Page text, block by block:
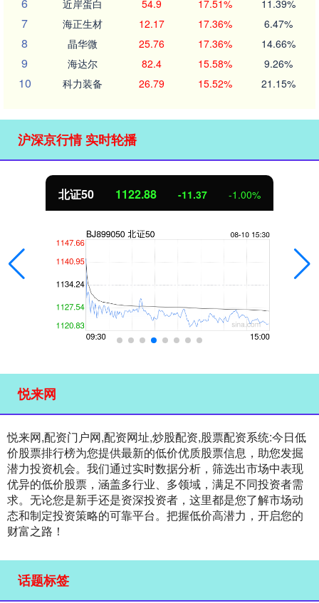
近岸蛋白 54.9 17.51% 11.39%
7 海正生材 12.17 17.36% 6.47%
8 晶华微 25.76 17.36% 14.66%
9 海达尔 82.4 15.58% 9.26%
10 科力装备 26.79 15.52% 21.15%
沪深京行情 实时轮播
北证50 1122.88 -11.37 -1.00%
悦来网
悦来网,配资门户网,配资网址,炒股配资,股票配资系统:今日低
价股票排行榜为您提供最新的低价优质股票信息，助您发掘
潜力投资机会。我们通过实时数据分析，筛选出市场中表现
优异的低价股票，涵盖多行业、多领域，满足不同投资者需
求。无论您是新手还是资深投资者，这里都是您了解市场动
态和制定投资策略的可靠平台。把握低价高潜力，开启您的
财富之路！
话题标签